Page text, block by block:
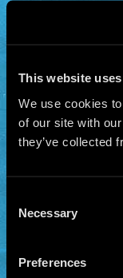
This website
We use cookies
of our site with
they’ve collected
Selection
Necessary
Preferences